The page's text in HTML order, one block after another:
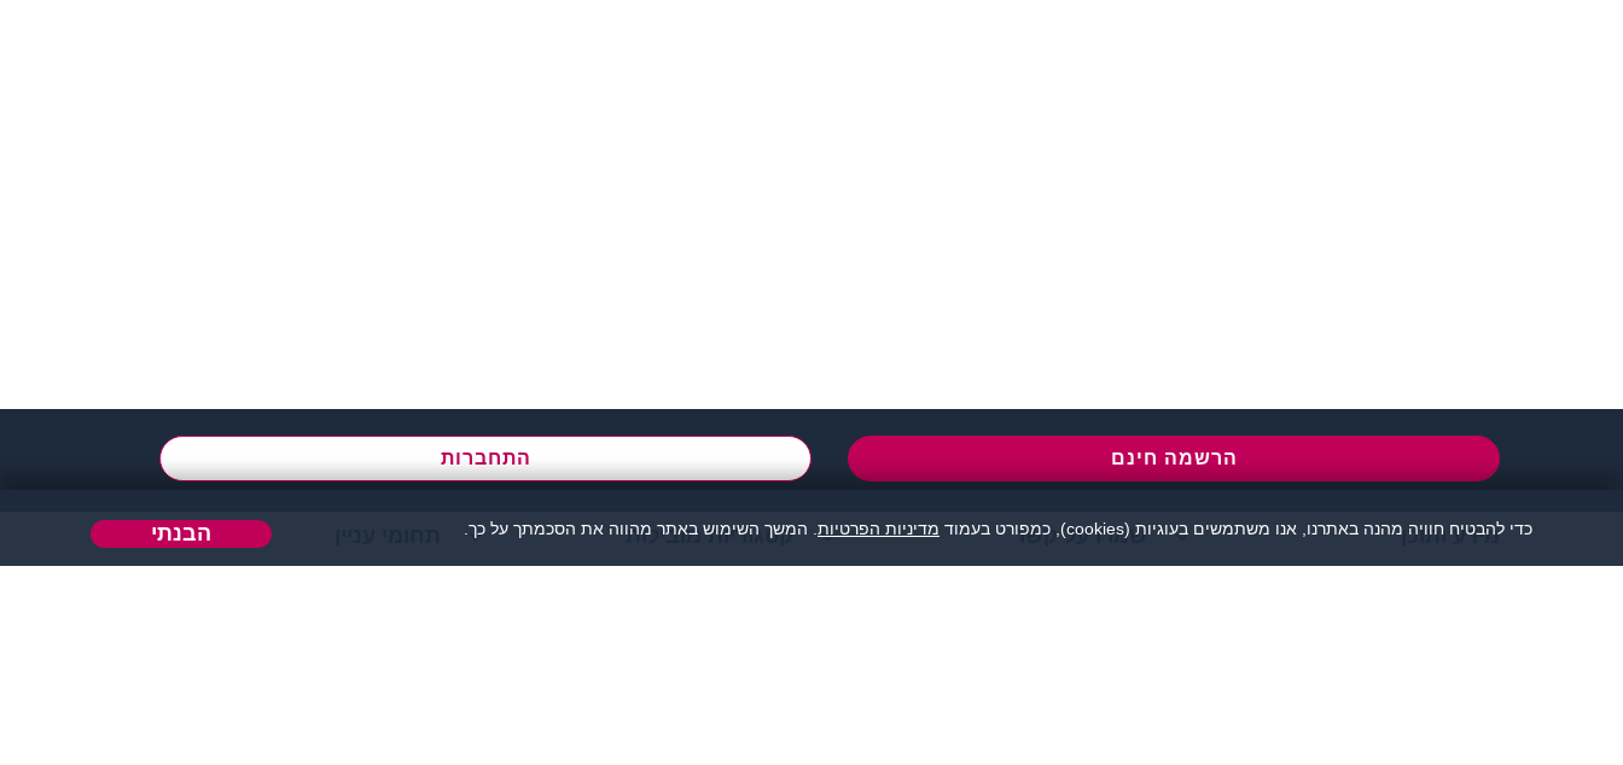
הרשמה חינם התחברות 077-5030670
מידע ותוכן שמרו על קשר קטגוריות מובילות כדי להבטיח חוויה מהנה באתרנו, אנו משתמשים בעוגיות (cookies), כמפורט בעמוד מדיניות הפרטיות . המשך השימוש באתר מהווה את הסכמתך על כך. הבנתי